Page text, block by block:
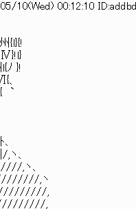
10(Wed) 00:12:10
{l}{!
ﾉ }!
`
、
,ヽ、
,ヽ
,
,